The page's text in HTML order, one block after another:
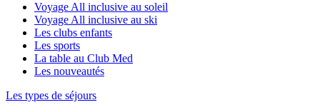
Voyage All inclusive au soleil
Voyage All inclusive au ski
Les clubs enfants
Les sports
La table au Club Med
Les nouveautés
Les types de séjours